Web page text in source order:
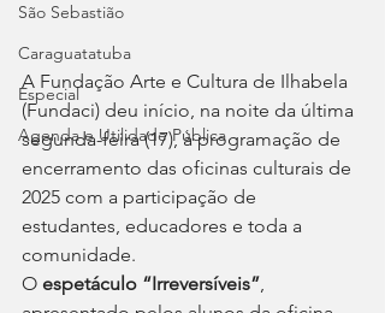
São Sebastião
Caraguatatuba
Especial
Agenda e Utilidade Pública
A Fundação Arte e Cultura de Ilhabela
(Fundaci) deu início, na noite da última
segunda-feira (17), à programação de
encerramento das oficinas culturais de
2025 com a participação de
estudantes, educadores e toda a
comunidade.
O espetáculo “Irreversíveis”,